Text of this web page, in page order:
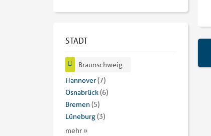
STADT
Braunschweig
Hannover(7)
Osnabrück(6)
Bremen(5)
Lüneburg(3)
mehr »